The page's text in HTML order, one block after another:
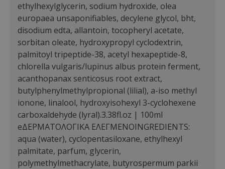
ethylhexylglycerin, sodium hydroxide, olea
europaea unsaponifiables, decylene glycol, bht,
disodium edta, allantoin, tocopheryl acetate,
sorbitan oleate, hydroxypropyl cyclodextrin,
palmitoyl tripeptide-38, acetyl hexapeptide-8,
chlorella vulgaris/lupinus albus protein ferment,
acanthopanax senticosus root extract,
butylphenylmethylpropional (lilial), a-iso methyl
ionone, linalool, hydroxyisohexyl 3-cyclohexene
carboxaldehyde (lyral).3.38fl.oz | 100ml
eΔΕΡΜΑΤΟΛΟΓΙΚΑ ΕΛΕΓΜΕΝΟINGREDIENTS:
aqua (water), cyclopentasiloxane, ethylhexyl
palmitate, parfum, glycerin,
polymethylmethacrylate, butyrospermum parkii